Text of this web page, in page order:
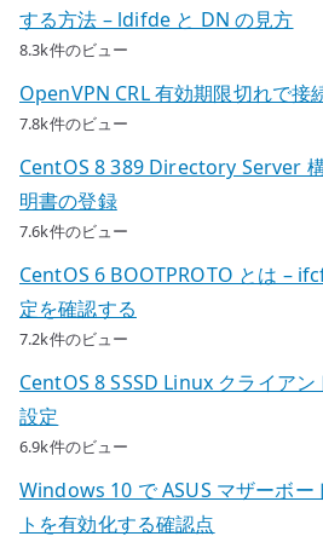
する方法 – ldifde と DN の見方
8.3k件のビュー
OpenVPN CRL 有効期限切れで接
7.8k件のビュー
CentOS 8 389 Directory Server
明書の登録
7.6k件のビュー
CentOS 6 BOOTPROTO とは –
定を確認する
7.2k件のビュー
CentOS 8 SSSD Linux クライア
設定
6.9k件のビュー
Windows 10 で ASUS マザーボー
トを有効化する確認点